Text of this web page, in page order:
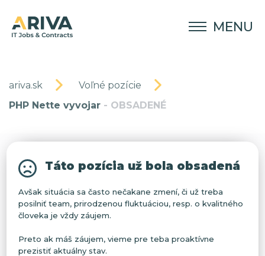
MENU
ariva.sk
Voľné pozície
PHP Nette vyvojar - OBSADENÉ
Táto pozícia už bola obsadená
Avšak situácia sa často nečakane zmení, či už treba
posilniť team, prirodzenou fluktuáciou, resp. o kvalitného
človeka je vždy záujem.
Preto ak máš záujem, vieme pre teba proaktívne
prezistiť aktuálny stav.